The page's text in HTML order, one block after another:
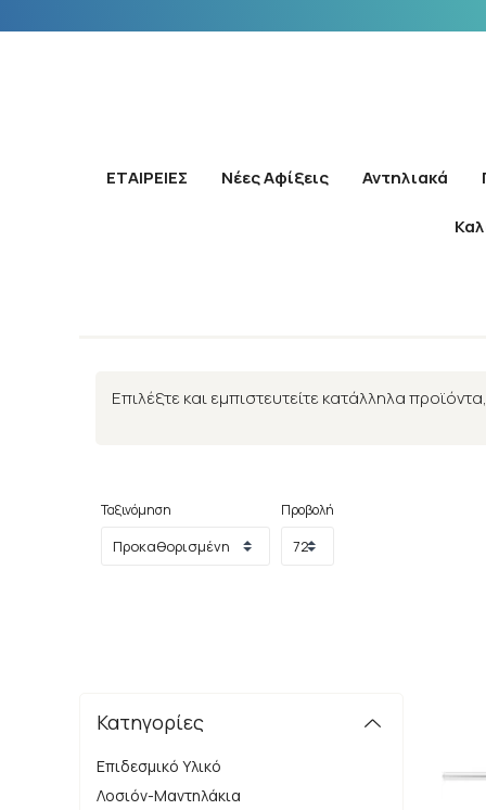
ΕΤΑΙΡΕΙΕΣ Νέες Αφίξεις Αντηλιακά
Επιλέξτε και εμπιστευτείτε κατάλληλα
Ταξινόμηση Προβολή
Κατηγορίες
Επιδεσμικό Υλικό
Λοσιόν-Μαντηλάκια